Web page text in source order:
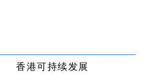
香港可持续发展